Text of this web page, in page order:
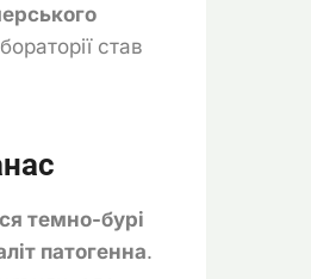
став
темно-бурі
патогенна.